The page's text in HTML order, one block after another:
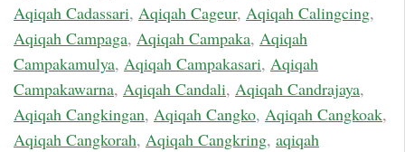
Aqiqah Cadassari, Aqiqah Cageur, Aqiqah Calingcing,
Aqiqah Campaga, Aqiqah Campaka, Aqiqah
Campakamulya, Aqiqah Campakasari, Aqiqah
Campakawarna, Aqiqah Candali, Aqiqah Candrajaya,
Aqiqah Cangkingan, Aqiqah Cangko, Aqiqah Cangkoak,
Aqiqah Cangkorah, Aqiqah Cangkring, aqiqah